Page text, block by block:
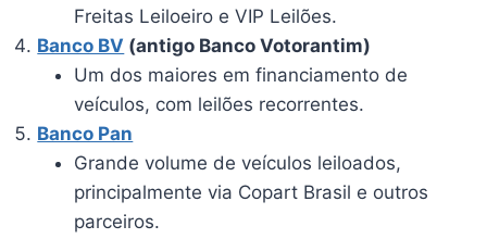
Freitas Leiloeiro e VIP Leilões.
Banco BV (antigo Banco Votorantim)
Um dos maiores em financiamento de
veículos, com leilões recorrentes.
Banco Pan
Grande volume de veículos leiloados,
principalmente via Copart Brasil e outros
parceiros.